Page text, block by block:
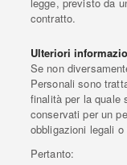
contratto.
Ulteriori
Se non
Personali sono
finalità per la quale
conservati per un
obbligazioni legali
Pertanto: